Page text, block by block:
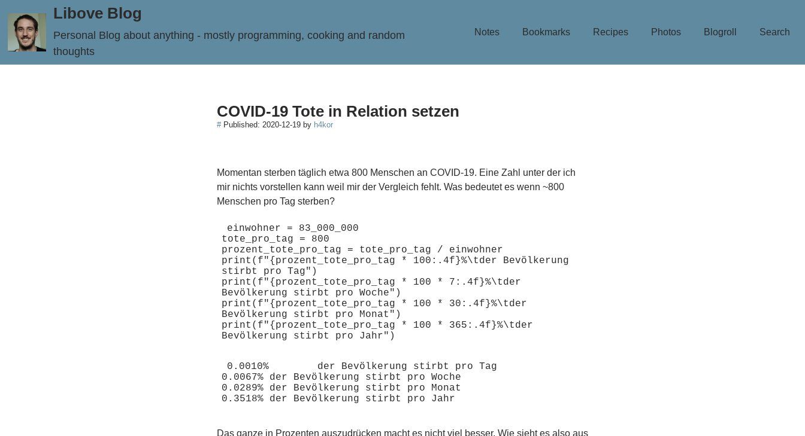
Libove Blog
Personal Blog about anything - mostly programming, cooking and random
thoughts
Notes Bookmarks Recipes Photos Blogroll Search
COVID-19 Tote in Relation setzen
#Published: 2020-12-19 by h4kor
Momentan sterben täglich etwa 800 Menschen an COVID-19. Eine Zahl unter der ich
mir nichts vorstellen kann weil mir der Vergleich fehlt. Was bedeutet es wenn ~800
Menschen pro Tag sterben?
einwohner = 83_000_000
tote_pro_tag = 800
prozent_tote_pro_tag = tote_pro_tag / einwohner
print(f"{prozent_tote_pro_tag * 100:.4f}%\tder Bevölkerung
stirbt pro Tag")
print(f"{prozent_tote_pro_tag * 100 * 7:.4f}%\tder
Bevölkerung stirbt pro Woche")
print(f"{prozent_tote_pro_tag * 100 * 30:.4f}%\tder
Bevölkerung stirbt pro Monat")
print(f"{prozent_tote_pro_tag * 100 * 365:.4f}%\tder
0.0010%	der Bevölkerung stirbt pro Tag
0.0067%	der Bevölkerung stirbt pro Woche
0.0289%	der Bevölkerung stirbt pro Monat
Das ganze in Prozenten auszudrücken macht es nicht viel besser. Wie sieht es also aus